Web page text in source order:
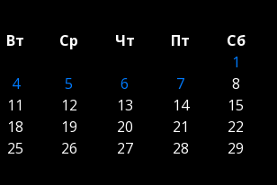
Вт Ср Чт Пт
Сб
1
4 5 6 7
8
11 12 13 14
15
18 19 20 21
22
25 26 27 28
29